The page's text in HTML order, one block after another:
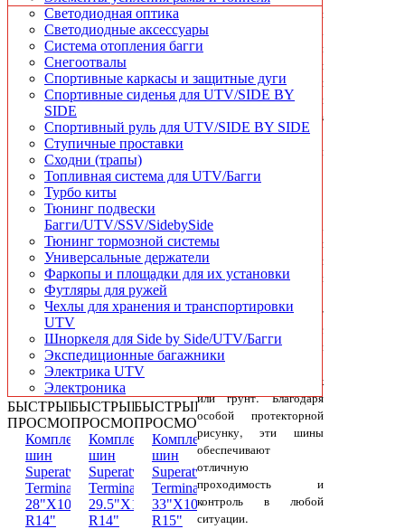
Чехлы для хранения и транспортировки
Шноркеля для квадроциклов
Светодиодная оптика
Светодиодные аксессуары
Система отопления багги
Снегоотвалы
Спортивные каркасы и защитные дуги
Спортивные сиденья для UTV/SIDE BY
SIDE
Спортивный руль для UTV/SIDE BY SIDE
Ступичные проставки
Сходни (трапы)
Топливная система для UTV/Багги
Турбо киты
Тюнинг подвески
Багги/UTV/SSV/SidebySide
Тюнинг тормозной системы
Универсальные держатели
Фаркопы и площадки для их установки
Футляры для ружей
Чехлы для хранения и транспортировки
UTV
Шноркеля для Side by Side/UTV/Багги
Экспедиционные багажники
Электрика UTV
Электроника
БЫСТРЫЙ
ПРОСМОТР
Комплект
шин
Superatv
Terminator
28"X10"-
R14"
БЫСТРЫЙ
ПРОСМОТР
Комплект
шин
Superatv
Terminator
29.5"X10"-
R14"
БЫСТРЫЙ
ПРОСМОТР
Комплект
шин
Superatv
Terminator
33"X10"-
R15"
компания, которая
специализируется на
производстве и
разработке шин для
квадроциклов. Каждая
шина, созданная этой
компанией, сочетает в
себе качество,
надежность и
безопасность.
Шины для квадроцикла
SUPERATV являются
идеальным выбором для
экстремальных условий
Они обеспечивают
отличное сцепление с
различными типами
поверхности, будь то
вязкая грязь, снег, песок
или грунт. Благодаря
особой протекторной
рисунку, эти шины
обеспечивают
отличную
проходимость и
контроль в любой
ситуации.